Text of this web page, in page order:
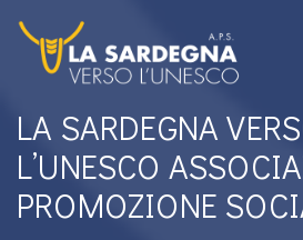
LA SARDEGNA
L’UNESCO
PROMOZIONE